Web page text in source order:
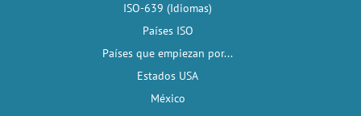
ISO-639 (Idiomas)
Países ISO
Países que empiezan por...
Estados USA
México